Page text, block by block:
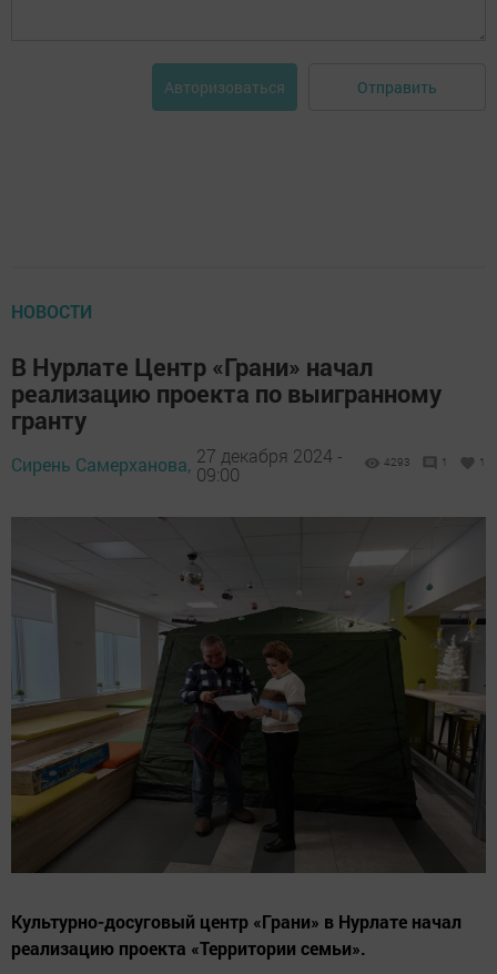
Авторизоваться Отправить
НОВОСТИ
В Нурлате Центр «Грани» начал
реализацию проекта по выигранному
гранту
Сирень Самерханова, 27 декабря 2024 -
09:00
4293 1 1
Культурно-досуговый центр «Грани» в Нурлате начал
реализацию проекта «Территории семьи».